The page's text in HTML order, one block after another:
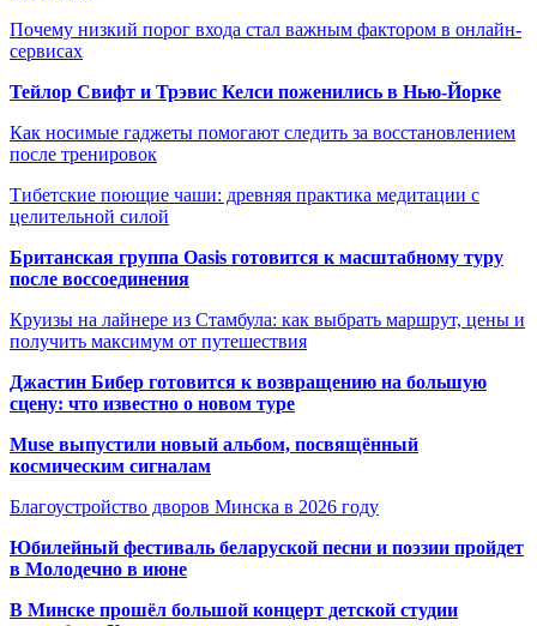
Почему низкий порог входа стал важным фактором в онлайн-
сервисах
Тейлор Свифт и Трэвис Келси поженились в Нью-Йорке
Как носимые гаджеты помогают следить за восстановлением
после тренировок
Тибетские поющие чаши: древняя практика медитации с
целительной силой
Британская группа Oasis готовится к масштабному туру
после воссоединения
Круизы на лайнере из Стамбула: как выбрать маршрут, цены и
получить максимум от путешествия
Джастин Бибер готовится к возвращению на большую
сцену: что известно о новом туре
Muse выпустили новый альбом, посвящённый
космическим сигналам
Благоустройство дворов Минска в 2026 году
Юбилейный фестиваль беларуской песни и поэзии пройдет
в Молодечно в июне
В Минске прошёл большой концерт детской студии